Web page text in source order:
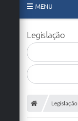
MENU
O Município
Departamentos
Turismo
Cultura
Legislação
Legislação